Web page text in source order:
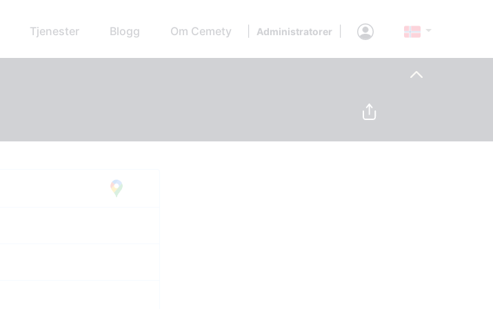
Tjenester Blogg Om Cemety Administratorer